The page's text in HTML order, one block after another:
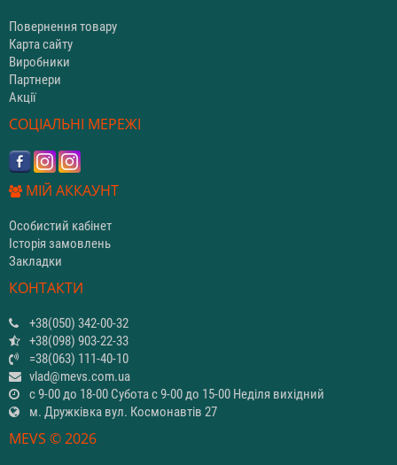
Повернення товару
Карта сайту
Виробники
Партнери
Акції
СОЦІАЛЬНІ МЕРЕЖІ
МІЙ АККАУНТ
Особистий кабінет
Історія замовлень
Закладки
КОНТАКТИ
+38(050) 342-00-32
+38(098) 903-22-33
=38(063) 111-40-10
vlad@mevs.com.ua
с 9-00 до 18-00 Субота с 9-00 до 15-00 Неділя вихідний
м. Дружківка вул. Космонавтів 27
MEVS © 2026